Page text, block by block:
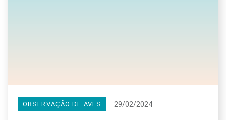
OBSERVAÇÃO DE AVES 29/02/2024